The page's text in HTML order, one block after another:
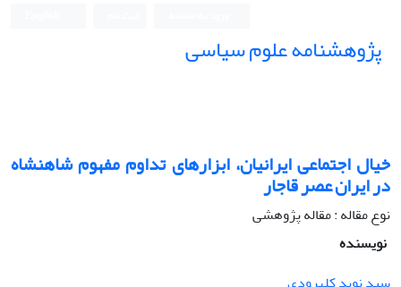
پژوهشنامه علوم سیاسی
خیال اجتماعی ایرانیان، ابزارهای تداوم مفهوم شاهنشاه
در ایران عصر قاجار
نوع مقاله : مقاله پژوهشی
نویسنده